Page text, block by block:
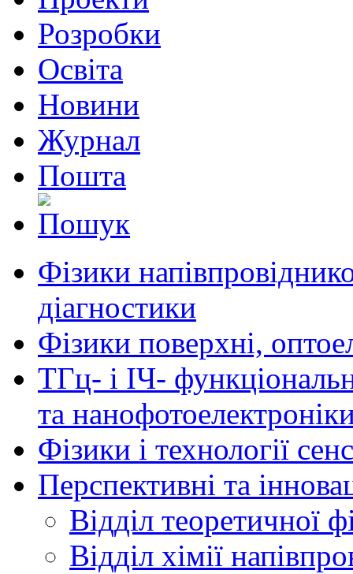
Розробки
Освіта
Новини
Журнал
Пошта
Фізики
діагностики
Фізики поверхні,
ТГц- і ІЧ-
та
Фізики і технології
Перспективні та
Відділ теоретичної
Відділ хімії